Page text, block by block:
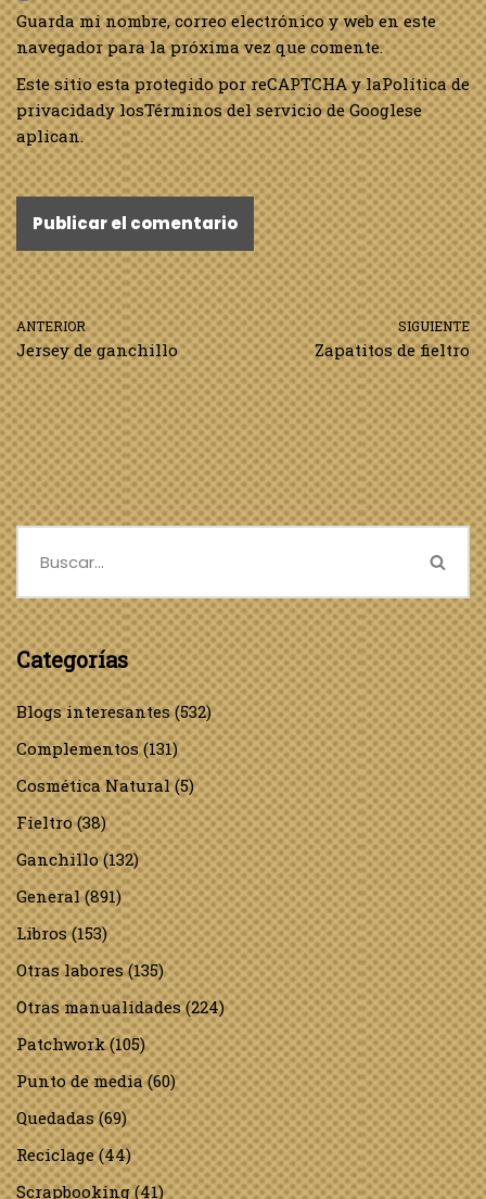
Guarda mi nombre, correo electrónico y web en este
navegador para la próxima vez que comente.
Este sitio esta protegido por reCAPTCHA y laPolítica de
privacidady losTérminos del servicio de Googlese
aplican.
ANTERIOR
Jersey de ganchillo
SIGUIENTE
Zapatitos de fieltro
Categorías
Blogs interesantes(532)
Complementos(131)
Cosmética Natural(5)
Fieltro(38)
Ganchillo(132)
General(891)
Libros(153)
Otras labores(135)
Otras manualidades(224)
Patchwork(105)
Punto de media(60)
Quedadas(69)
Reciclage(44)
Scrapbooking(41)